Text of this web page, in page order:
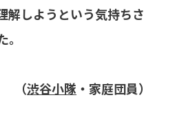
解しようという気持ちさ
（渋谷小隊 ・家庭団員）